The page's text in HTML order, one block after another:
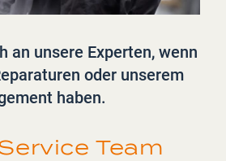
an unsere Experten, wenn
oder unserem
haben.
Team